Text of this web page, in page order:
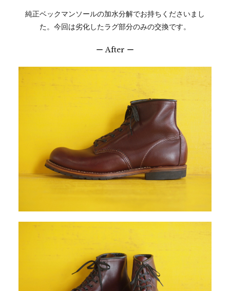
純正ベックマンソールの加水分解でお持ちくださいまし
た。今回は劣化したラグ部分のみの交換です。
ー After ー